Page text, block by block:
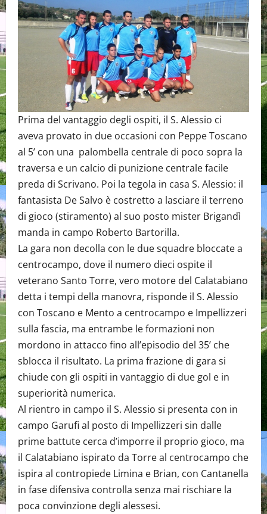
Prima del vantaggio degli ospiti, il S. Alessio ci
aveva provato in due occasioni con Peppe Toscano
al 5’ con una palombella centrale di poco sopra la
traversa e un calcio di punizione centrale facile
preda di Scrivano. Poi la tegola in casa S. Alessio: il
fantasista De Salvo è costretto a lasciare il terreno
di gioco (stiramento) al suo posto mister Brigandì
manda in campo Roberto Bartorilla.
La gara non decolla con le due squadre bloccate a
centrocampo, dove il numero dieci ospite il
veterano Santo Torre, vero motore del Calatabiano
detta i tempi della manovra, risponde il S. Alessio
con Toscano e Mento a centrocampo e Impellizzeri
sulla fascia, ma entrambe le formazioni non
mordono in attacco fino all’episodio del 35’ che
sblocca il risultato. La prima frazione di gara si
chiude con gli ospiti in vantaggio di due gol e in
superiorità numerica.
Al rientro in campo il S. Alessio si presenta con in
campo Garufi al posto di Impellizzeri sin dalle
prime battute cerca d’imporre il proprio gioco, ma
il Calatabiano ispirato da Torre al centrocampo che
ispira al contropiede Limina e Brian, con Cantanella
in fase difensiva controlla senza mai rischiare la
poca convinzione degli alessesi.